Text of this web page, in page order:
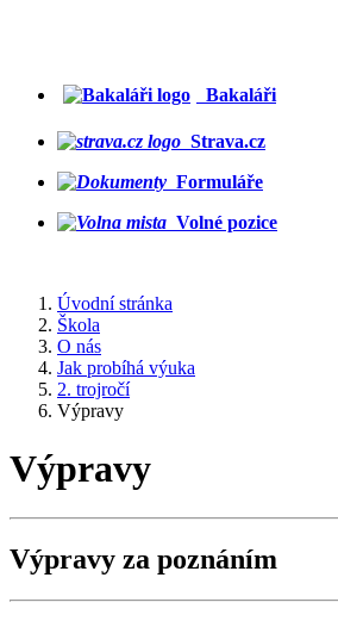
Bakaláři
Strava.cz
Formuláře
Volné pozice
Úvodní stránka
Škola
O nás
Jak probíhá výuka
2. trojročí
Výpravy
Výpravy
Výpravy za poznáním